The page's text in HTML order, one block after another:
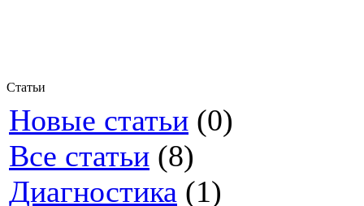
Статьи
Новые статьи (0)
Все статьи (8)
Диагностика (1)